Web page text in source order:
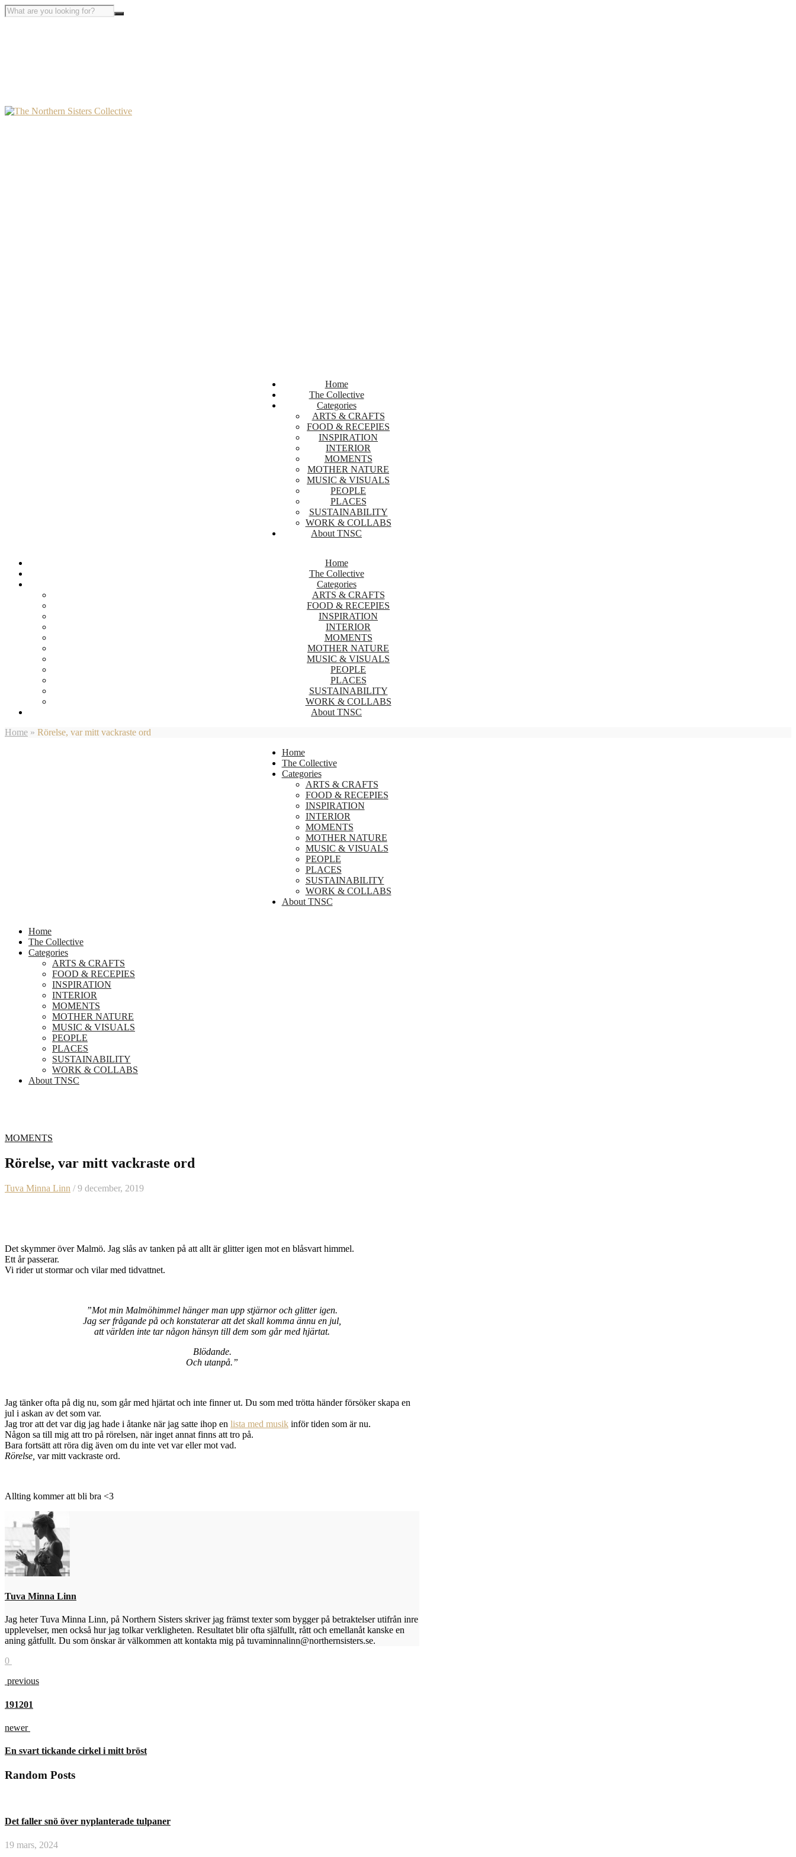
Home
The Collective
Categories
ARTS & CRAFTS
FOOD & RECEPIES
INSPIRATION
INTERIOR
MOMENTS
MOTHER NATURE
MUSIC & VISUALS
PEOPLE
PLACES
SUSTAINABILITY
WORK & COLLABS
About TNSC
Home
The Collective
Categories
ARTS & CRAFTS
FOOD & RECEPIES
INSPIRATION
INTERIOR
MOMENTS
MOTHER NATURE
MUSIC & VISUALS
PEOPLE
PLACES
SUSTAINABILITY
WORK & COLLABS
About TNSC
Home » Rörelse, var mitt vackraste ord
Home
The Collective
Categories
ARTS & CRAFTS
FOOD & RECEPIES
INSPIRATION
INTERIOR
MOMENTS
MOTHER NATURE
MUSIC & VISUALS
PEOPLE
PLACES
SUSTAINABILITY
WORK & COLLABS
About TNSC
Home
The Collective
Categories
ARTS & CRAFTS
FOOD & RECEPIES
INSPIRATION
INTERIOR
MOMENTS
MOTHER NATURE
MUSIC & VISUALS
PEOPLE
PLACES
SUSTAINABILITY
WORK & COLLABS
About TNSC
MOMENTS
Rörelse, var mitt vackraste ord
Tuva Minna Linn / 9 december, 2019
Det skymmer över Malmö. Jag slås av tanken på att allt är glitter igen mot en blåsvart himmel.
Ett år passerar.
Vi rider ut stormar och vilar med tidvattnet.
”Mot min Malmöhimmel hänger man upp stjärnor och glitter igen.
Jag ser frågande på och konstaterar att det skall komma ännu en jul,
att världen inte tar någon hänsyn till dem som går med hjärtat.
Blödande.
Och utanpå.”
Jag tänker ofta på dig nu, som går med hjärtat och inte finner ut. Du som med trötta händer försöker skapa en
jul i askan av det som var.
Jag tror att det var dig jag hade i åtanke när jag satte ihop en lista med musik inför tiden som är nu.
Någon sa till mig att tro på rörelsen, när inget annat finns att tro på.
Bara fortsätt att röra dig även om du inte vet var eller mot vad.
Rörelse, var mitt vackraste ord.
Allting kommer att bli bra <3
Tuva Minna Linn
Jag heter Tuva Minna Linn, på Northern Sisters skriver jag främst texter som bygger på betraktelser utifrån inre
upplevelser, men också hur jag tolkar verkligheten. Resultatet blir ofta själfullt, rått och emellanåt kanske en
aning gåtfullt. Du som önskar är välkommen att kontakta mig på tuvaminnalinn@northernsisters.se.
0
previous
191201
newer
En svart tickande cirkel i mitt bröst
Random Posts
Det faller snö över nyplanterade tulpaner
19 mars, 2024